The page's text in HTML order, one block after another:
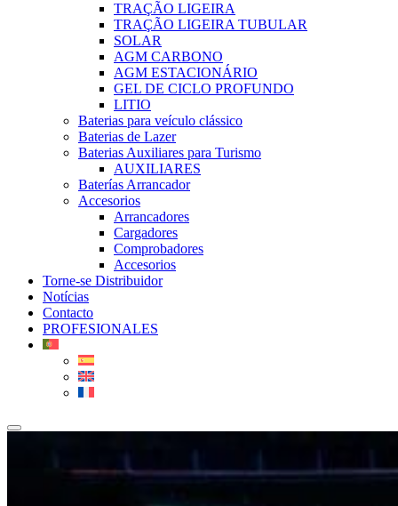
TRAÇÃO LIGEIRA
TRAÇÃO LIGEIRA TUBULAR
SOLAR
AGM CARBONO
AGM ESTACIONÁRIO
GEL DE CICLO PROFUNDO
LITIO
Baterias para veículo clássico
Baterias de Lazer
Baterias Auxiliares para Turismo
AUXILIARES
Baterías Arrancador
Accesorios
Arrancadores
Cargadores
Comprobadores
Accesorios
Torne-se Distribuidor
Notícias
Contacto
PROFESIONALES